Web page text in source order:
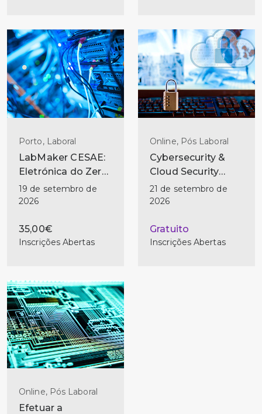
Porto, Laboral
LabMaker CESAE:
Eletrónica do Zero
— Do Primeiro
Circuito ao
19 de setembro de
2026
35,00€
Inscrições Abertas
Online, Pós Laboral
Cybersecurity &
Cloud Security
Technician
21 de setembro de
2026
Gratuito
Inscrições Abertas
Online, Pós Laboral
Efetuar a